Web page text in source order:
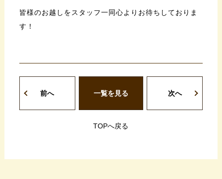
皆様のお越しをスタッフ一同心よりお待ちしておりま
す！
前へ 一覧を見る 次へ
TOPへ戻る